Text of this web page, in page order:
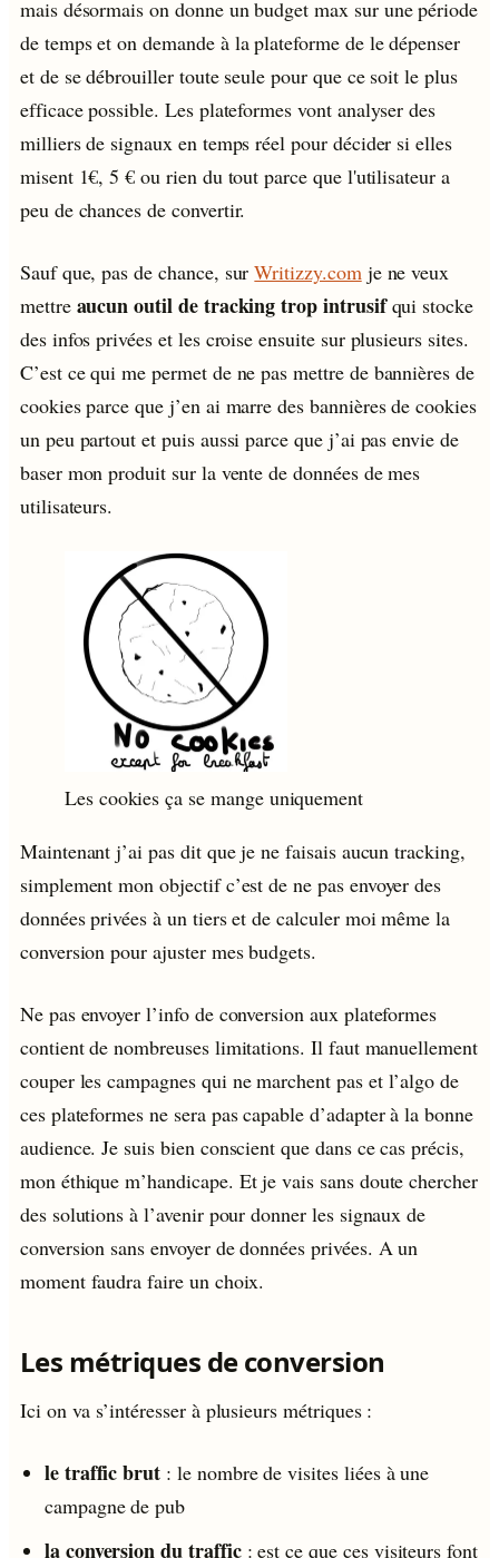
mais désormais on donne un budget max sur une période
de temps et on demande à la plateforme de le dépenser
et de se débrouiller toute seule pour que ce soit le plus
efficace possible. Les plateformes vont analyser des
milliers de signaux en temps réel pour décider si elles
misent 1€, 5 € ou rien du tout parce que l'utilisateur a
peu de chances de convertir.
Sauf que, pas de chance, surWritizzy.com je ne veux
mettre aucun outil de tracking trop intrusifqui stocke
des infos privées et les croise ensuite sur plusieurs sites.
C’est ce qui me permet de ne pas mettre de bannières de
cookies parce que j’en ai marre des bannières de cookies
un peu partout et puis aussi parce que j’ai pas envie de
baser mon produit sur la vente de données de mes
utilisateurs.
Les cookies ça se mange uniquement
Maintenant j’ai pas dit que je ne faisais aucun tracking,
simplement mon objectif c’est de ne pas envoyer des
données privées à un tiers et de calculer moi même la
conversion pour ajuster mes budgets.
Ne pas envoyer l’info de conversion aux plateformes
contient de nombreuses limitations. Il faut manuellement
couper les campagnes qui ne marchent pas et l’algo de
ces plateformes ne sera pas capable d’adapter à la bonne
audience. Je suis bien conscient que dans ce cas précis,
mon éthique m’handicape. Et je vais sans doute chercher
des solutions à l’avenir pour donner les signaux de
conversion sans envoyer de données privées. A un
moment faudra faire un choix.
Les métriques de conversion
Ici on va s’intéresser à plusieurs métriques :
le traffic brut : le nombre de visites liées à une
campagne de pub
la conversion du traffic: est ce que ces visiteurs font